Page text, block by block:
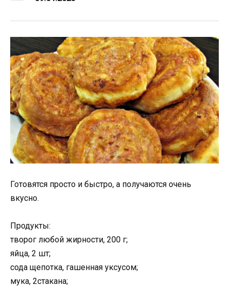
Готовятся просто и быстро, а получаются очень
вкусно.
Продукты:
творог любой жирности, 200 г;
яйца, 2 шт;
сода щепотка, гашенная уксусом;
мука, 2стакана;